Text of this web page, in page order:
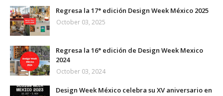
Regresa la 17° edición Design Week México 2025
October 03, 2025
Regresa la 16° edición de Design Week Mexico
2024
October 03, 2024
Design Week México celebra su XV aniversario en